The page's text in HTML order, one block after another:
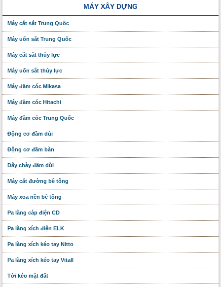
MÁY XÂY DỰNG
Máy cắt sắt Trung Quốc
Máy uốn sắt Trung Quốc
Máy cắt sắt thủy lực
Máy uốn sắt thủy lực
Máy đầm cóc Mikasa
Máy đầm cóc Hitachi
Máy đầm cóc Trung Quốc
Động cơ đầm dùi
Động cơ đầm bàn
Dây chày đầm dùi
Máy cắt đường bê tông
Máy xoa nền bê tông
Pa lăng cáp điện CD
Pa lăng xích điện ELK
Pa lăng xích kéo tay Nitto
Pa lăng xích kéo tay Vitall
Tời kéo mặt đất